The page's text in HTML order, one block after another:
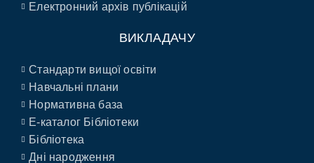
Електронний архів публікацій
ВИКЛАДАЧУ
Стандарти вищої освіти
Навчальні плани
Нормативна база
E-каталог Бібліотеки
Бібліотека
Дні народження